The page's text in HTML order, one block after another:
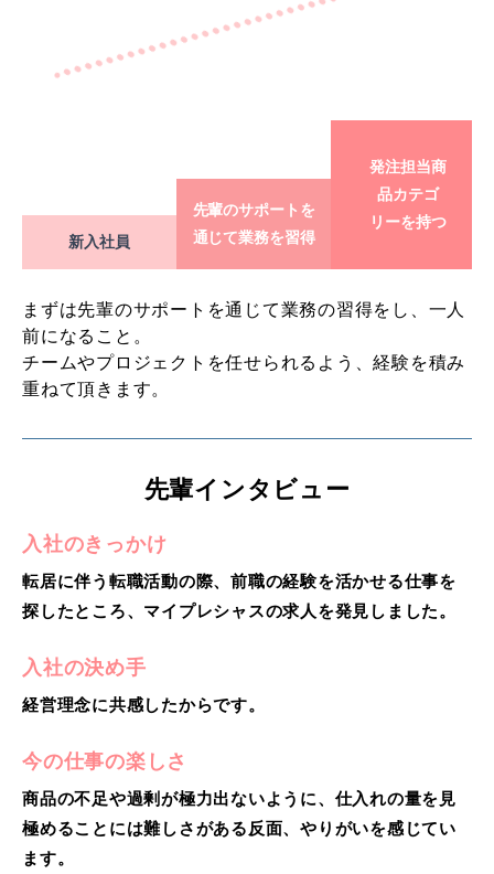
新入社員
先輩のサポートを
通じて業務を習得
発注担当商
品カテゴ
リーを持つ
まずは先輩のサポートを通じて業務の習得をし、一人
前になること。
チームやプロジェクトを任せられるよう、経験を積み
重ねて頂きます。
先輩インタビュー
入社のきっかけ
転居に伴う転職活動の際、前職の経験を活かせる仕事を
探したところ、マイプレシャスの求人を発見しました。
入社の決め手
経営理念に共感したからです。
今の仕事の楽しさ
商品の不足や過剰が極力出ないように、仕入れの量を見
極めることには難しさがある反面、やりがいを感じてい
ます。